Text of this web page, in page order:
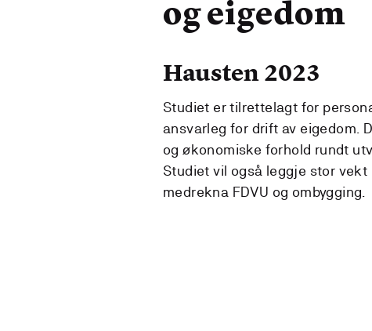
og eigedom
Hausten 2023
Studiet er tilrettelagt for
ansvarleg for drift av eigedom.
og økonomiske forhold rundt
Studiet vil også leggje stor vekt
medrekna FDVU og ombygging.